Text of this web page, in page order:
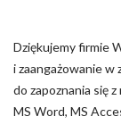
Dziękujemy firmie
i zaangażowanie w
do zapoznania się
MS Word, MS